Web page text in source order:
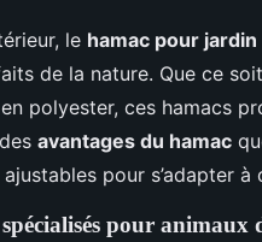
le hamac pour jardin
de la nature. Que ce
polyester, ces hamacs
avantages du hamac
pour s’adapter à
pour animaux